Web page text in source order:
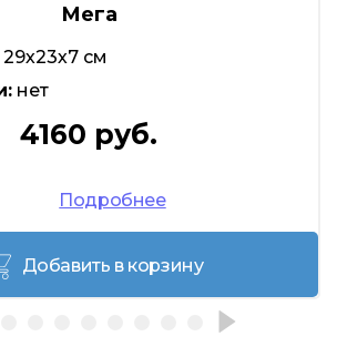
Мега
29х23х7 см
нет
4160 руб.
Подробнее
Добавить в корзину